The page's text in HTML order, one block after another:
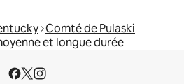
Comté de Pulaski
et longue durée